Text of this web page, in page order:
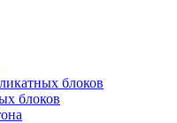
блоков
блоков